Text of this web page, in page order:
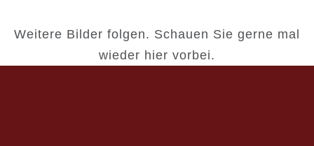
Weitere Bilder folgen. Schauen Sie gerne mal
wieder hier vorbei.